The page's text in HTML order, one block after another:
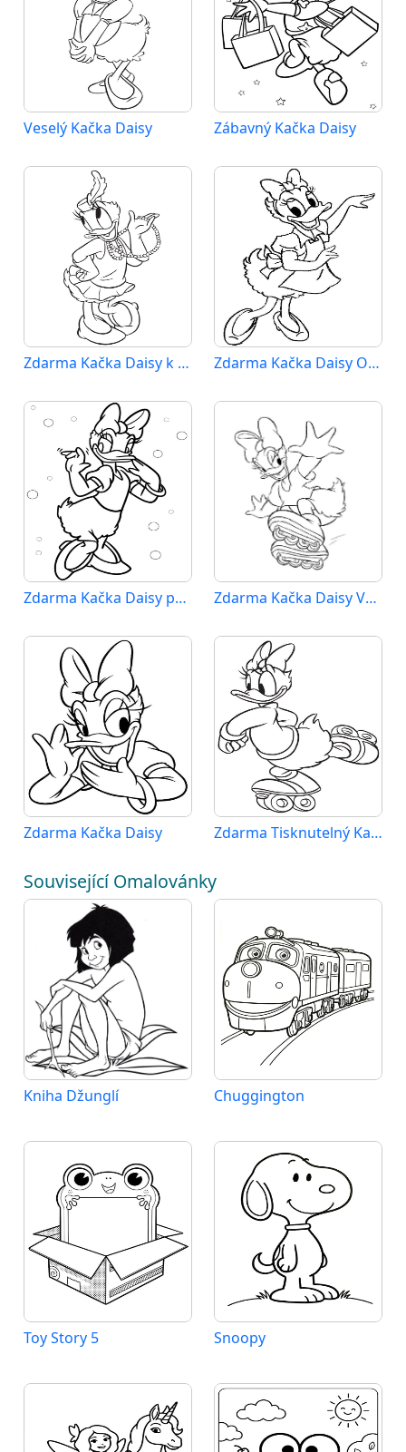
Veselý Kačka Daisy Zábavný Kačka Daisy
Zdarma Kačka Daisy k Tisku pro Děti Zdarma Kačka Daisy Obrázek
Zdarma Kačka Daisy pro Malé Děti Zdarma Kačka Daisy Vymalovatelné
Zdarma Kačka Daisy Zdarma Tisknutelný Kačka Daisy
Související Omalovánky
Kniha Džunglí Chuggington
Toy Story 5 Snoopy